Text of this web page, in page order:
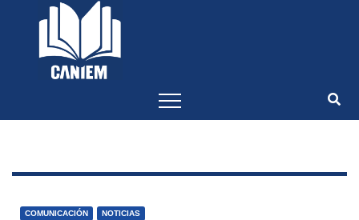
COMUNICACIÓN NOTICIAS